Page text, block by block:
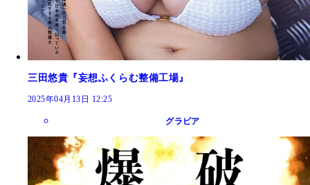
三田悠貴『妄想ふくらむ整備工場』
2025年04月13日 12:25
グラビア